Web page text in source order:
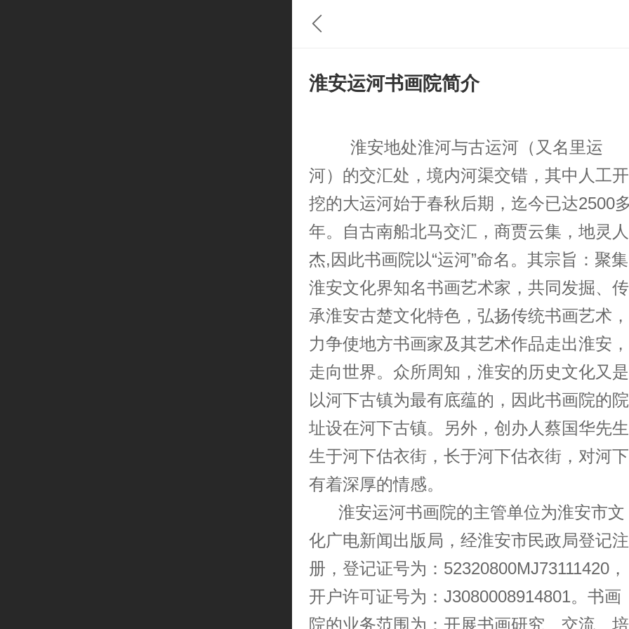
淮安运河书画院简介
淮安地处淮河与古运河（又名里运
河）的交汇处，境内河渠交错，其中人工开
挖的大运河始于春秋后期，迄今已达2500
年。自古南船北马交汇，商贾云集，地灵人
杰, 因此书画院以“运河”命名。其宗旨：聚集
淮安文化界知名书画艺术家，共同发掘、传
承淮安古楚文化特色，弘扬传统书画艺术，
力争使地方书画家及其艺术作品走出淮安，
走向世界。众所周知，淮安的历史文化又是
以河下古镇为最有底蕴的，因此书画院的院
址设在河下古镇。另外，创办人蔡国华先生
生于河下估衣街，长于河下估衣街，对河下
有着深厚的情感。
淮安运河书画院的主管单位为淮安市文
化广电新闻出版局，经淮安市民政局登记注
册，登记证号为： 52320800MJ73111420 ，
开户许可证号为： J3080008914801。书画
院的业务范围为：开展书画研究、交流、培